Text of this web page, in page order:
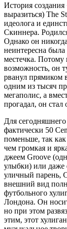
История
выразиться) The
идеолога и
Скиннера.
Однако он
неинтересна была
местечка. Потому
возможность, он
рванул
одним из тысяч
мегаполис, а
прогадал, он стал
Для
фактически 50
поменьше, так
чем громкая и
джеем Groove
улыбки) или даже
уличный парень,
внешний вид
футбольного
Лондона. Он
но при этом
этим, этот